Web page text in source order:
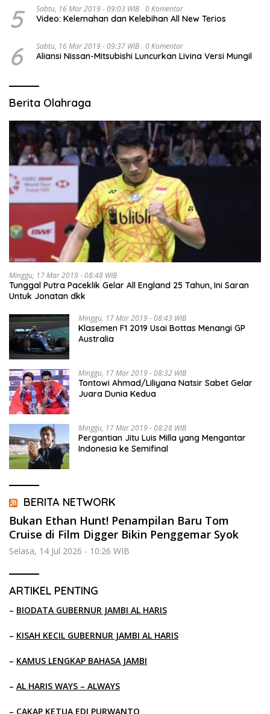
5 Sabtu, 16 Mar 2019 - 09:03 WIB 0 Komentar
Video: Kelemahan dan Kelebihan All New Terios
6 Sabtu, 16 Mar 2019 - 09:37 WIB 0 Komentar
Aliansi Nissan-Mitsubishi Luncurkan Livina Versi Mungil
Berita Olahraga
Minggu, 17 Mar 2019 - 08:48 WIB
Tunggal Putra Paceklik Gelar All England 25 Tahun, Ini Saran
Untuk Jonatan dkk
Minggu, 17 Mar 2019 - 08:43 WIB
Klasemen F1 2019 Usai Bottas Menangi GP
Australia
Minggu, 17 Mar 2019 - 08:32 WIB
Tontowi Ahmad/Liliyana Natsir Sabet Gelar
Juara Dunia Kedua
Minggu, 17 Mar 2019 - 08:28 WIB
Pergantian Jitu Luis Milla yang Mengantar
Indonesia ke Semifinal
BERITA NETWORK
Bukan Ethan Hunt! Penampilan Baru Tom
Cruise di Film Digger Bikin Penggemar Syok
Selasa, 14 Jul 2026 - 10:26 WIB
ARTIKEL PENTING
– BIODATA GUBERNUR JAMBI AL HARIS
– KISAH KECIL GUBERNUR JAMBI AL HARIS
– KAMUS LENGKAP BAHASA JAMBI
– AL HARIS WAYS – ALWAYS
– CAKAP KETUA EDI PURWANTO